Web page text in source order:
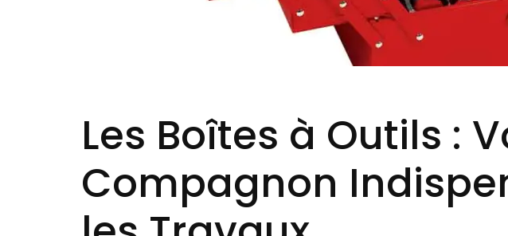
Les Boîtes à Outils :
Compagnon